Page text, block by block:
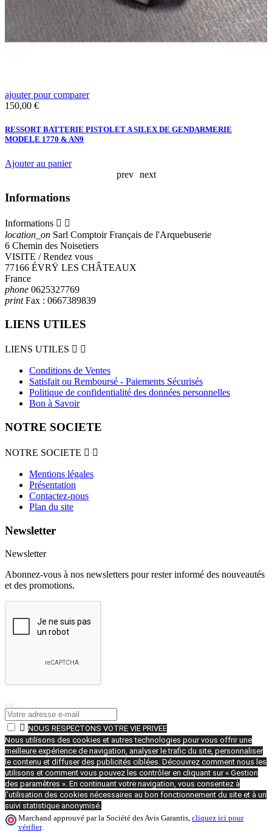
ajouter pour comparer
Prix
150,00 €
RESSORT BATTERIE PISTOLET A SILEX DE GENDARMERIE
MODELE 1770 & AN9
Ajouter au panier
prev
next
Informations
Informations  
location_on Sarl Comptoir Français de l'Arquebuserie
6 Chemin des Noisetiers
VISITE / Rendez vous
77166 ÉVRŸ LES CHÂTEAUX
France
phone 0625327769
printFax : 0667389839
LIENS UTILES
LIENS UTILES  
Conditions de Ventes
Satisfait ou Remboursé - Paiements Sécurisés
Politique de confidentialité des données personnelles
Bon à Savoir
NOTRE SOCIETE
NOTRE SOCIETE  
Mentions légales
Présentation
Contactez-nous
Plan du site
Newsletter
Newsletter
Abonnez-vous à nos newsletters pour rester informé des nouveautés
et des promotions.
 NOUS RESPECTONS VOTRE VIE PRIVEE
Nous utilisons des cookies et autres technologies pour vous offrir une
meilleure expérience de navigation, analyser le trafic du site, personnaliser
le contenu et diffuser des publicités ciblées. Découvrez comment nous les
utilisons et comment vous pouvez les contrôler en cliquant sur « Gestion
des paramètres ». En continuant votre navigation, vous consentez à
l’utilisation des cookies nécessaires au bon fonctionnement du site et à un
suivi statistique anonymisé.
Marchand approuvé par la Société des Avis Garantis, cliquez ici pour
vérifier.